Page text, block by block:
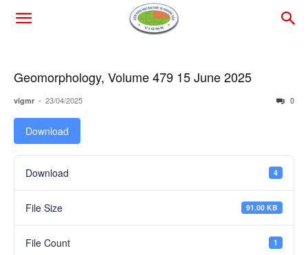
Geomorphology, Volume 479 15 June 2025
vigmr - 23/04/2025 0
Download
Download 4
File Size 91.00 KB
File Count 1